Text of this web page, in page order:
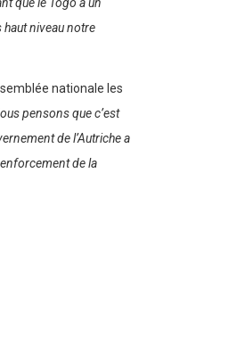
haut niveau notre
nationale les
pensons que c’est
de l’Autriche a
de la